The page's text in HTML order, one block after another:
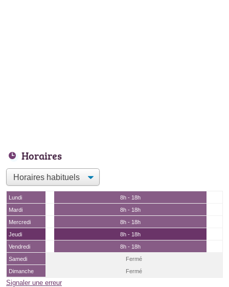
Horaires
Lundi
8h - 18h
Mardi
8h - 18h
Mercredi
8h - 18h
Jeudi
8h - 18h
Vendredi
8h - 18h
Samedi
Fermé
Dimanche
Fermé
Signaler une erreur